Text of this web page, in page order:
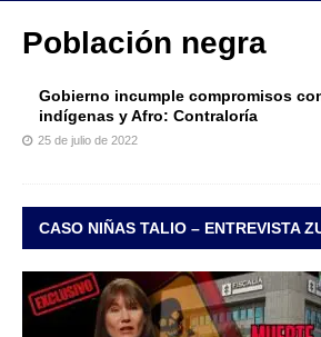
Población negra
Gobierno incumple compromisos
indígenas y Afro: Contraloría
25 de julio de 2022
CASO NIÑAS TALIO – ENTREVISTA